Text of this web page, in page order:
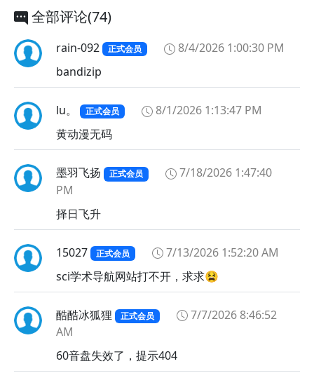
😁
😂
😃
😄
😅
😆
😇
😈
😉
😊
😌
😍
😎
😐
😑
全部评论(74)
rain-092 正式会员
8/4/2026 1:00:30 PM
bandizip
lu。 正式会员
8/1/2026 1:13:47 PM
黄动漫无码
墨羽飞扬 正式会员
7/18/2026 1:47:40
PM
择日飞升
15027 正式会员
7/13/2026 1:52:20 AM
sci学术导航网站打不开，求求😫
酷酷冰狐狸 正式会员
7/7/2026 8:46:52
AM
60音盘失效了，提示404